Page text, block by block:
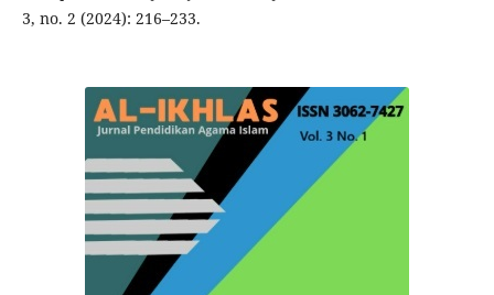
3, no. 2 (2024): 216–233.